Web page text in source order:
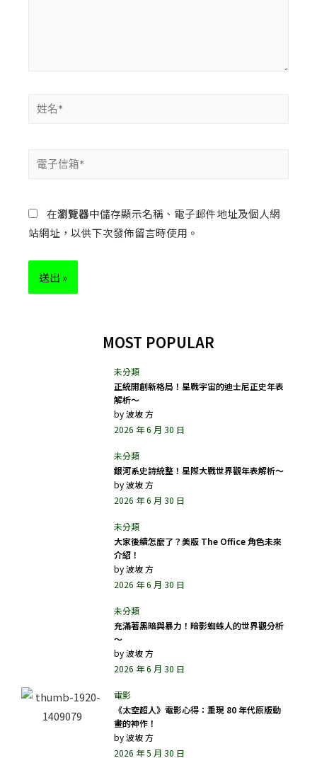
在瀏覽器中儲存顯示名稱、電子郵件地址及個人網
站網址，以供下次發佈留言時使用。
MOST POPULAR
正統開創新格局！星戰宇宙的迪士尼正史年表
解析～
by波坡 方
2026 年 6 月 30 日
銀河系史詩統整！星際大戰世界觀年表解析～
by波坡 方
2026 年 6 月 30 日
大家後續怎麼了？美版 The Office 角色未來
介紹！
by波坡 方
2026 年 6 月 30 日
充滿著黑暗與暴力！暗影蜘蛛人的世界觀分析
～
by波坡 方
2026 年 6 月 30 日
《太空超人》電影心得：重現 80 年代原版動
畫的神作！
by波坡 方
2026 年 5 月 30 日